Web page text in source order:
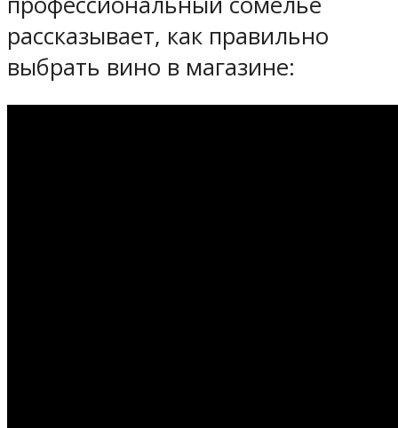
рассказывает, как правильно
выбрать вино в магазине: